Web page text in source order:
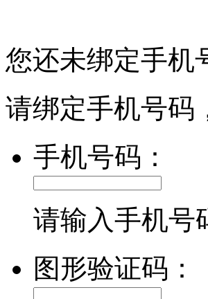
您还未绑定手机
请绑定手机号码
手机号码：
请输入手机号
图形验证码：